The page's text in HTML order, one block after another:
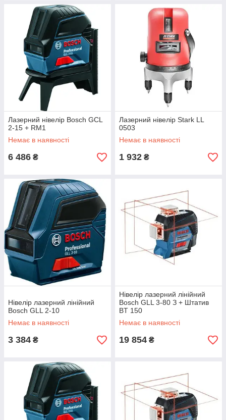
Лазерний нівелір Bosch GCL
2-15 + RM1
Немає в наявності
6 486 ₴
Лазерний нівелір Stark LL
0503
Немає в наявності
1 932 ₴
Нівелір лазерний лінійний
Bosch GLL 2-10
Немає в наявності
3 384 ₴
Нівелір лазерний лінійний
Bosch GLL 3-80 З + Штатив
BT 150
Немає в наявності
19 854 ₴